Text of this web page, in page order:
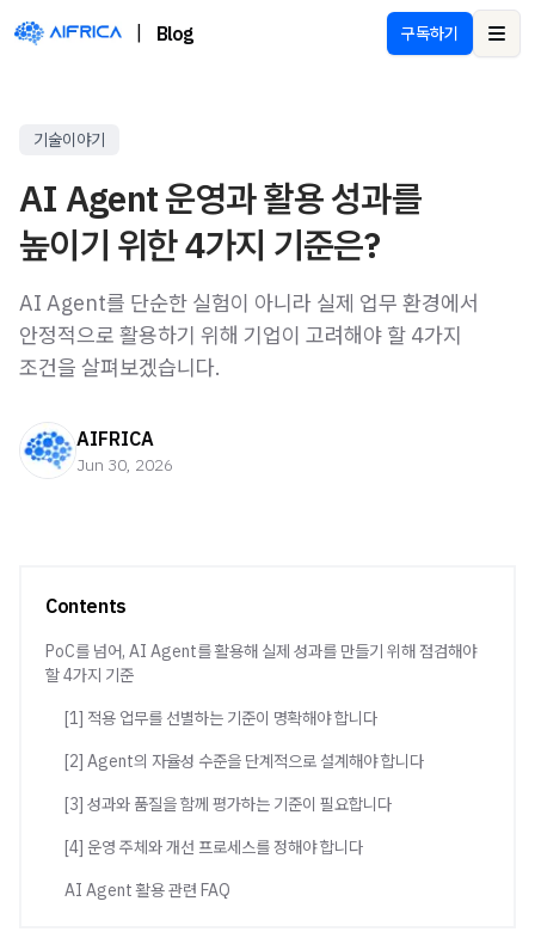
Blog 구독하기
기술이야기
AI Agent 운영과 활용 성과를
높이기 위한 4가지 기준은?
AI Agent를 단순한 실험이 아니라 실제 업무 환경에서
안정적으로 활용하기 위해 기업이 고려해야 할 4가지
조건을 살펴보겠습니다.
AIFRICA
Jun 30, 2026
Contents
PoC를 넘어, AI Agent를 활용해 실제 성과를 만들기 위해 점검해야
할 4가지 기준
[1] 적용 업무를 선별하는 기준이 명확해야 합니다
[2] Agent의 자율성 수준을 단계적으로 설계해야 합니다
[3] 성과와 품질을 함께 평가하는 기준이 필요합니다
[4] 운영 주체와 개선 프로세스를 정해야 합니다
AI Agent 활용 관련 FAQ